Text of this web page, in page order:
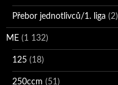
Přebor jednotlivců/1. liga (2)
ME (1 132)
125 (18)
250ccm (51)